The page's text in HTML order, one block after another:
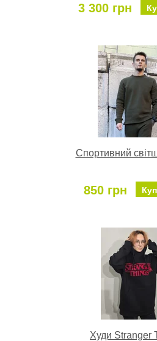
3 300 грн
Спортивний
850 грн
Худи Stranger